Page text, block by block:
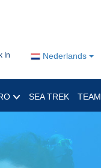
Nederlands
In
SEA TREK TEAM